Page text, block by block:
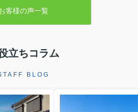
客様の声一覧
立ちコラム
BLOG